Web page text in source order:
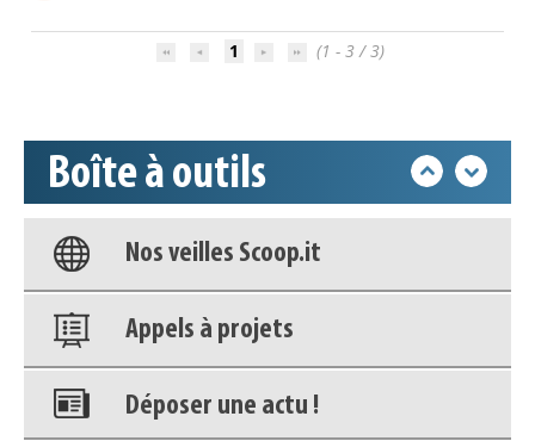
1 (1 - 3 / 3)
Boîte à outils
Base documentaire
Nos veilles Scoop.it
Appels à projets
Déposer une actu !